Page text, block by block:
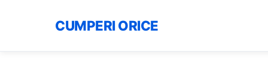
CUMPERI ORICE